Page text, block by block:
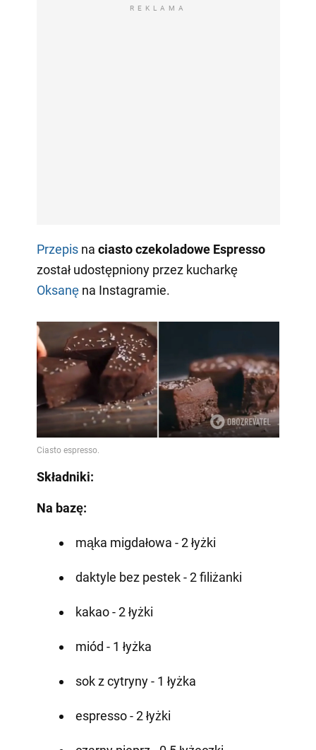
REKLAMA
Przepisna ciasto czekoladowe Espresso
został udostępniony przez kucharkę
Oksanęna Instagramie.
Składniki:
Na bazę:
mąka migdałowa - 2 łyżki
daktyle bez pestek - 2 filiżanki
kakao - 2 łyżki
miód - 1 łyżka
sok z cytryny - 1 łyżka
espresso - 2 łyżki